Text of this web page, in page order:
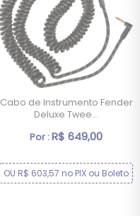
Cabo de Instrumento Fender
Deluxe Twee...
Por :R$ 649,00
OU R$ 603,57 no PIX ou Boleto